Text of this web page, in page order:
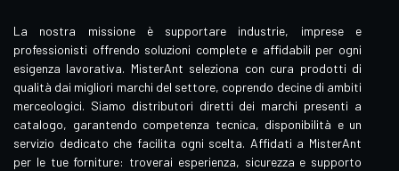
La nostra missione è supportare industrie, imprese e
professionisti offrendo soluzioni complete e affidabili per ogni
esigenza lavorativa. MisterAnt seleziona con cura prodotti di
qualità dai migliori marchi del settore, coprendo decine di ambiti
merceologici. Siamo distributori diretti dei marchi presenti a
catalogo, garantendo competenza tecnica, disponibilità e un
servizio dedicato che facilita ogni scelta. Affidati a MisterAnt
per le tue forniture: troverai esperienza, sicurezza e supporto